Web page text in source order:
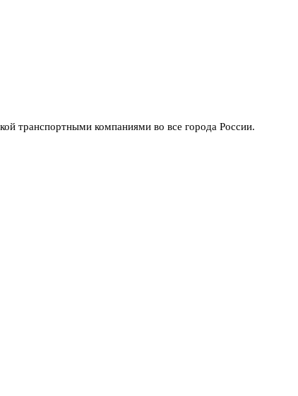
транспортными компаниями во все города России.